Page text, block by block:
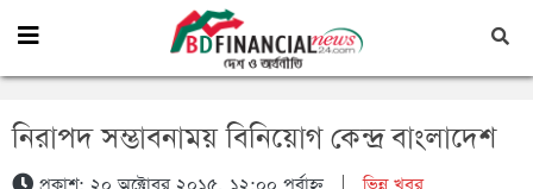
নিরাপদ সম্ভাবনাময় বিনিয়োগ কেন্দ্র বাংলাদেশ